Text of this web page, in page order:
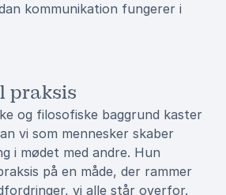
kommunikation fungerer i
praksis
og filosofiske baggrund kaster
vi som mennesker skaber
i mødet med andre. Hun
på en måde, der rammer
vi alle står overfor.